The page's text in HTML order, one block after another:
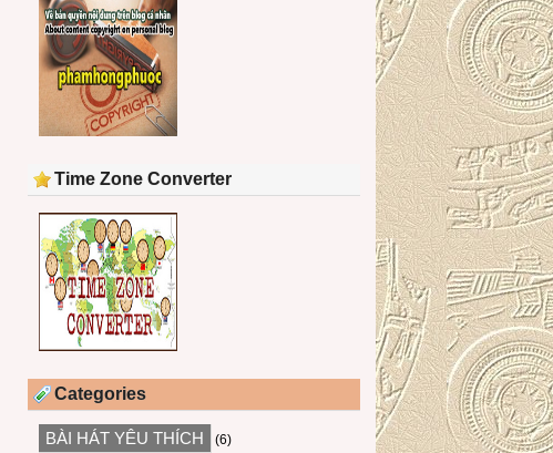
Time Zone Converter
Categories
BÀI HÁT YÊU THÍCH (6)